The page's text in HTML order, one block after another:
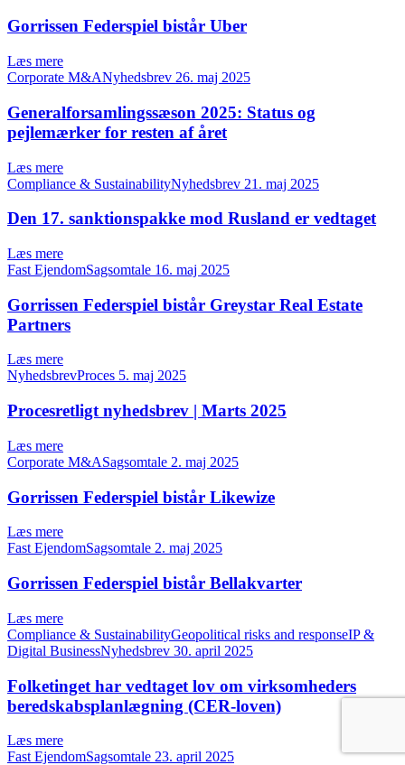
Gorrissen Federspiel bistår Uber
Læs mere
Corporate M&ANyhedsbrev 26. maj 2025
Generalforsamlingssæson 2025: Status og
pejlemærker for resten af året
Læs mere
Compliance & SustainabilityNyhedsbrev 21. maj 2025
Den 17. sanktionspakke mod Rusland er vedtaget
Læs mere
Fast EjendomSagsomtale 16. maj 2025
Gorrissen Federspiel bistår Greystar Real Estate
Partners
Læs mere
NyhedsbrevProces 5. maj 2025
Procesretligt nyhedsbrev | Marts 2025
Læs mere
Corporate M&ASagsomtale 2. maj 2025
Gorrissen Federspiel bistår Likewize
Læs mere
Fast EjendomSagsomtale 2. maj 2025
Gorrissen Federspiel bistår Bellakvarter
Læs mere
Compliance & SustainabilityGeopolitical risks and responseIP &
Digital BusinessNyhedsbrev 30. april 2025
Folketinget har vedtaget lov om virksomheders
beredskabsplanlægning (CER-loven)
Læs mere
Fast EjendomSagsomtale 23. april 2025